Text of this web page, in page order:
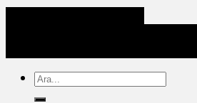
Ara: